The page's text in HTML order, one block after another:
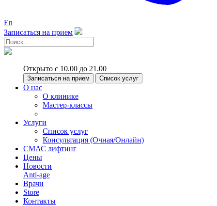
En
Записаться на прием
Открыто с 10.00 до 21.00
Записаться на прием Список услуг
О нас
О клинике
Мастер-классы
Услуги
Список услуг
Консультация (Очная/Онлайн)
СМАС лифтинг
Цены
Новости
Anti-age
Врачи
Store
Контакты